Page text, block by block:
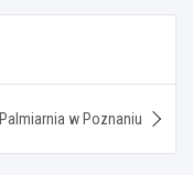
Palmiarnia w Poznaniu